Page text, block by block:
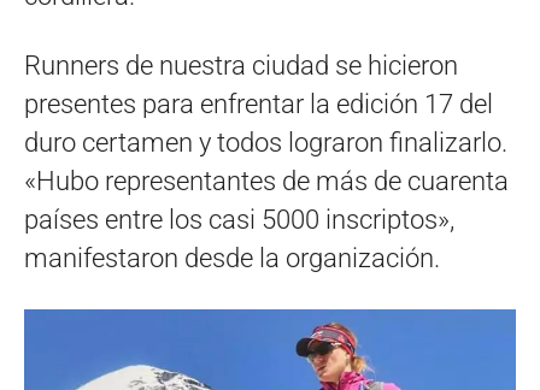
Runners de nuestra ciudad se hicieron
presentes para enfrentar la edición 17 del
duro certamen y todos lograron finalizarlo.
«Hubo representantes de más de cuarenta
países entre los casi 5000 inscriptos»,
manifestaron desde la organización.